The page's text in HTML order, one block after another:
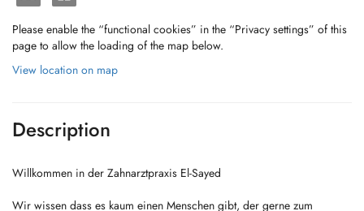
Please enable the “functional cookies” in the “Privacy settings” of this
page to allow the loading of the map below.
View location on map
Description
Willkommen in der Zahnarztpraxis El-Sayed
Wir wissen dass es kaum einen Menschen gibt, der gerne zum